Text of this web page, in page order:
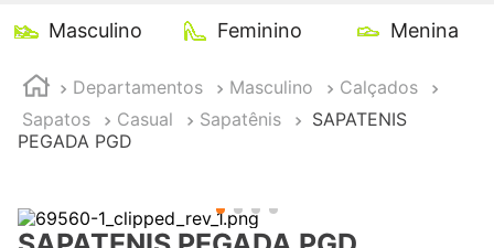
Masculino Feminino Menina
Departamentos Masculino
Calçados
Sapatos
Casual Sapatênis
SAPATENIS
PEGADA PGD
TERMOS MAIS BUSCADOS
2
tenis feminino
3 º
kenner
5º tenis